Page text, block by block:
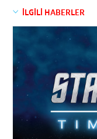
İLGİLİ HABERLER